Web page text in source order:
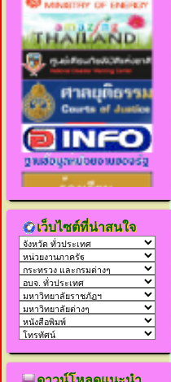
เว็บไซต์ที่น่าสนใจ